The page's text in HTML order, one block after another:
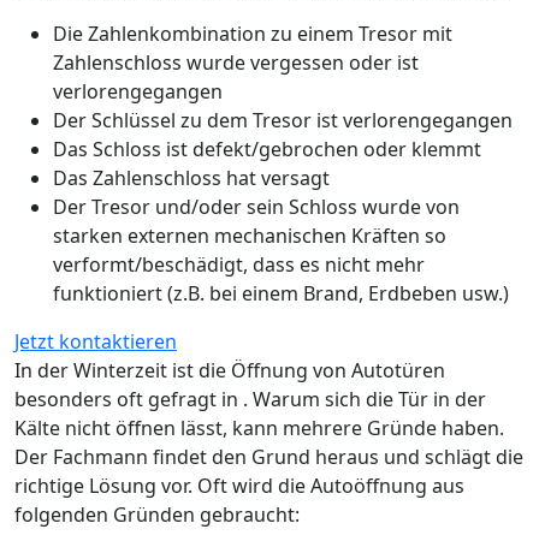
Die Zahlenkombination zu einem Tresor mit
Zahlenschloss wurde vergessen oder ist
verlorengegangen
Der Schlüssel zu dem Tresor ist verlorengegangen
Das Schloss ist defekt/gebrochen oder klemmt
Das Zahlenschloss hat versagt
Der Tresor und/oder sein Schloss wurde von
starken externen mechanischen Kräften so
verformt/beschädigt, dass es nicht mehr
funktioniert (z.B. bei einem Brand, Erdbeben usw.)
Jetzt kontaktieren
In der Winterzeit ist die Öffnung von Autotüren
besonders oft gefragt in . Warum sich die Tür in der
Kälte nicht öffnen lässt, kann mehrere Gründe haben.
Der Fachmann findet den Grund heraus und schlägt die
richtige Lösung vor. Oft wird die Autoöffnung aus
folgenden Gründen gebraucht: